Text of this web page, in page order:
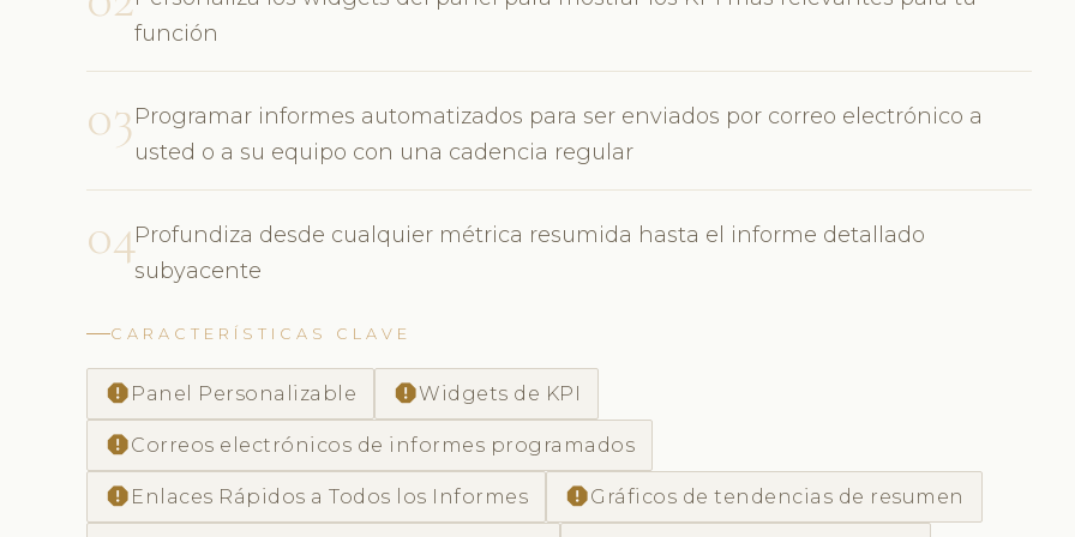
función
03Programar informes automatizados para ser enviados por correo electrónico a
usted o a su equipo con una cadencia regular
04Profundiza desde cualquier métrica resumida hasta el informe detallado
subyacente
CARACTERÍSTICAS CLAVE
report Panel Personalizable reportWidgets de KPI
reportCorreos electrónicos de informes programados
report Enlaces Rápidos a Todos los Informes reportGráficos de tendencias de resumen